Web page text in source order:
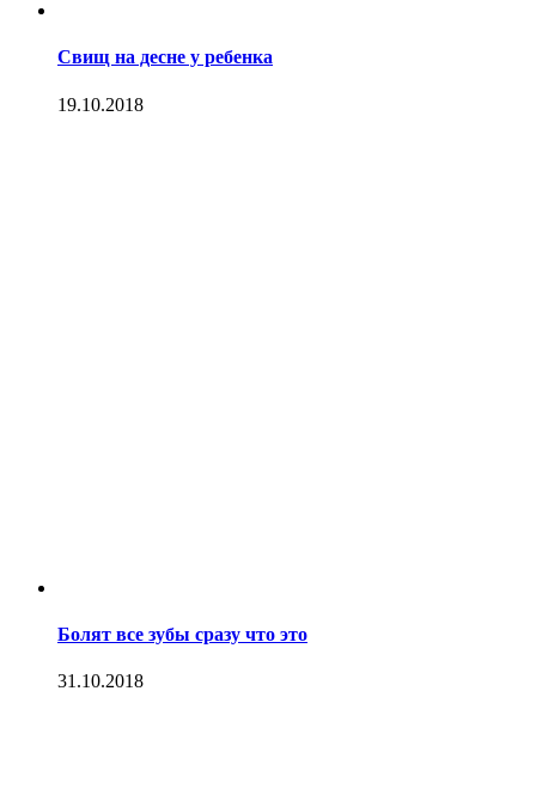
Свищ на десне у ребенка
19.10.2018
Болят все зубы сразу что это
31.10.2018